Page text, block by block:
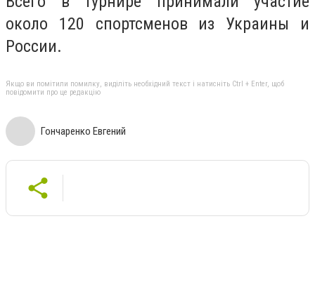
около 120 спортсменов из Украины и
России.
Якщо ви помітили помилку, виділіть необхідний текст і натисніть Ctrl + Enter, щоб
повідомити про це редакцію
Гончаренко Евгений